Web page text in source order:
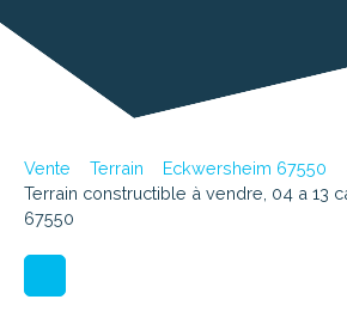
Vente Terrain
Eckwersheim 67550
Terrain constructible à vendre, 04 a 13
67550